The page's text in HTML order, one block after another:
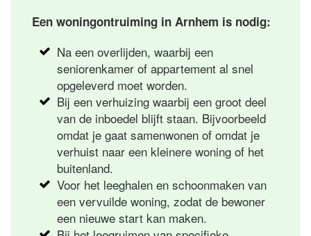
Een woningontruiming in Arnhem is nodig:
Na een overlijden, waarbij een
seniorenkamer of appartement al snel
opgeleverd moet worden.
Bij een verhuizing waarbij een groot deel
van de inboedel blijft staan. Bijvoorbeeld
omdat je gaat samenwonen of omdat je
verhuist naar een kleinere woning of het
buitenland.
Voor het leeghalen en schoonmaken van
een vervuilde woning, zodat de bewoner
een nieuwe start kan maken.